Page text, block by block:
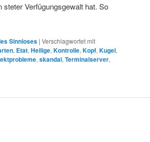
Verfügungsgewalt hat. So
Sinnloses | Verschlagwortet mit
, Etat, Heilige, Kontrolle, Kopf, Kugel,
, skandal, Terminalserver,